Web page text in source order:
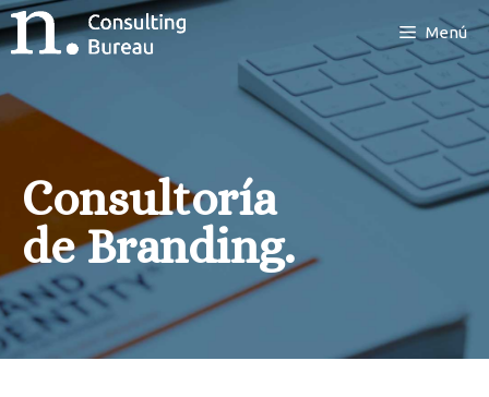
Menú
Consultoría
de Branding.